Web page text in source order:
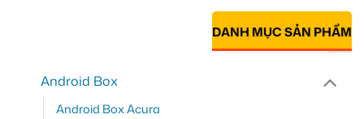
DANH MỤC SẢN PHẨM
Android Box
Android Box Acura